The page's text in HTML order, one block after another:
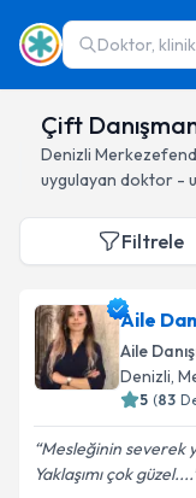
Doktor,
Çift
Denizli
uygulayan doktor -
Filtrele
Aile
Aile
Denizli,
5 (83
Mesleğinin severek
Yaklaşımı çok güzel....